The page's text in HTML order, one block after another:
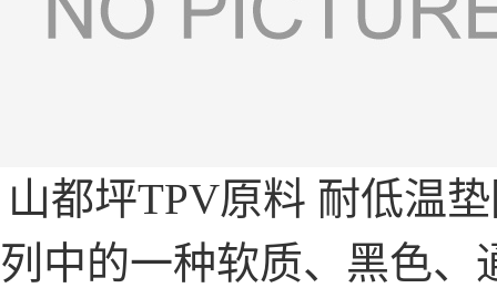
山都坪TPV原料 耐低温
列中的一种软质、黑色、